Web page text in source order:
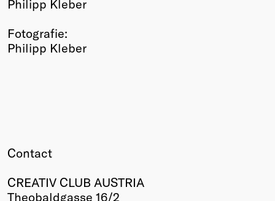
Philipp Kleber
Fotografie:
Philipp Kleber
Contact
CREATIV CLUB AUSTRIA
Theobaldgasse 16/2